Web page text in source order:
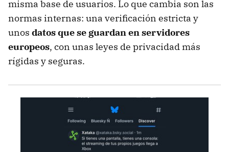
misma base de usuarios. Lo que cambia son las
normas internas: una verificación estricta y
unos datos que se guardan en servidores
europeos, con unas leyes de privacidad más
rígidas y seguras.